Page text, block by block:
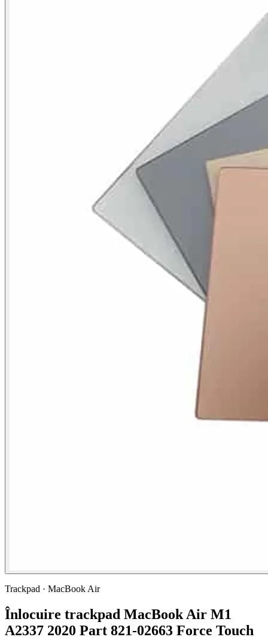
Trackpad · MacBook Air
Înlocuire trackpad MacBook Air M1
A2337 2020 Part 821-02663 Force Touch